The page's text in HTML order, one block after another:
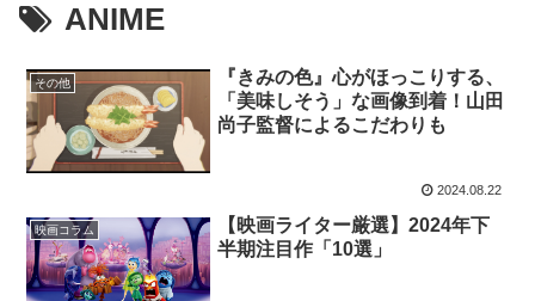
ANIME
その他
『きみの色』心がほっこりする、
「美味しそう」な画像到着！山田
尚子監督によるこだわりも
2024.08.22
映画コラム
【映画ライター厳選】2024年下
半期注目作「10選」